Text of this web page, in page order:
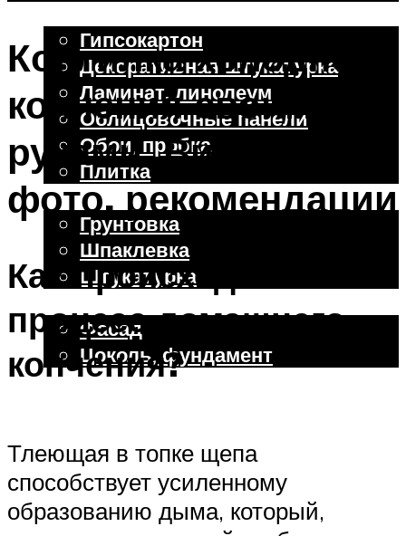
Гипсокартон
Декоративная штукатурка
Ламинат, линолеум
Облицовочные панели
Обои, пробка
Плитка
Отделочные работы
Грунтовка
Шпаклевка
Штукатурка
Внешняя отделка
Фасад
Цоколь, фундамент
Коптилка холодного
копчения своими
руками. Видео,
фото, рекомендации
Как происходит
процесс домашнего
копчения?
Тлеющая в топке щепа
способствует усиленному
образованию дыма, который,